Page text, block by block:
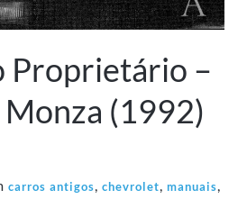
Proprietário –
(1992)
carros antigos, chevrolet, manuais,